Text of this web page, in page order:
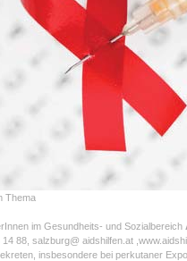
Thema
im Gesundheits- und Sozialbereich
14 88, salzburg@ aidshilfen.at
insbesondere bei perkutaner